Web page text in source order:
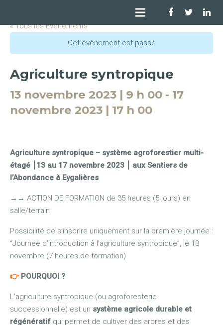
« Tous les Évènements
Cet évènement est passé
Agriculture syntropique
13 novembre 2023 | 9 h 00 - 17
novembre 2023 | 17 h 00
Agriculture syntropique – système agroforestier multi-
étagé ⎮13 au 17 novembre 2023 ⎮ aux Sentiers de
l’Abondance à Eygalières
→ → ACTION DE FORMATION de 35 heures (5 jours) en
salle/terrain
Possibilité de s’inscrire uniquement sur la première journée :
“Journée d’introduction à l’agriculture syntropique”, le 13
novembre (7 heures de formation)
👉 POURQUOI ?
L’agriculture syntropique (ou agroforesterie
successionnelle) est un système agricole durable et
régénératif qui permet de cultiver des arbres et des